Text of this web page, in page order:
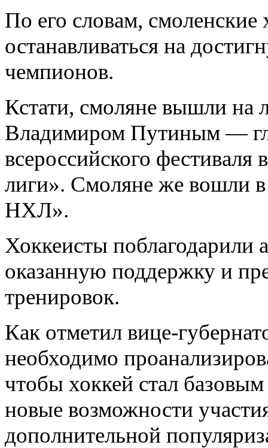
По его словам,
останавливаться на
чемпионов.
Кстати, смоляне вышли на
Владимиром Путиным —
всероссийского
лиги». Смоляне же вошли
НХЛ».
Хоккеисты поблагодарили
оказанную поддержку и
тренировок.
Как отметил вице-
необходимо
чтобы хоккей стал
новые возможности
дополнительной